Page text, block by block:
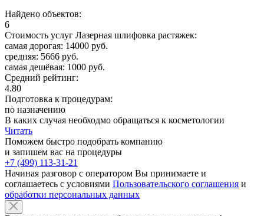
Найдено объектов:
6
Стоимость услуг Лазерная шлифовка растяжек:
самая дорогая: 14000 руб.
средняя: 5666 руб.
самая дешёвая: 1000 руб.
Средний рейтинг:
4.80
Подготовка к процедурам:
по назначению
В каких случая необходмо обращаться к косметологии
Читать
Поможем быстро подобрать компанию
и запишем вас на процедуры
+7 (499) 113-31-21
Начиная разговор с оператором Вы принимаете и
соглашаетесь с условиями Пользовательского соглашения и
обработки персональных данных